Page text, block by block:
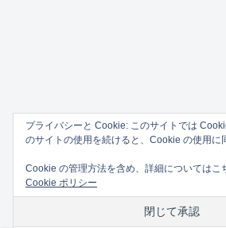
プライバシーと Cookie: このサイトでは
のサイトの使用を続けると、Cookie の使用に
Cookie の管理方法を含め、詳細についてはこ
Cookie ポリシー